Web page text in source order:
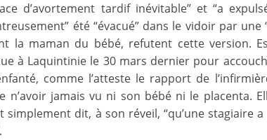
d’avortement tardif inévitable” et “a
été “évacué” dans le vidoir par une
la maman du bébé, refutent cette version.
à Laquintinie le 30 mars dernier pour
comme l’atteste le rapport de
n’avoir jamais vu ni son bébé ni le placenta.
dit, à son réveil, “qu’une stagiaire